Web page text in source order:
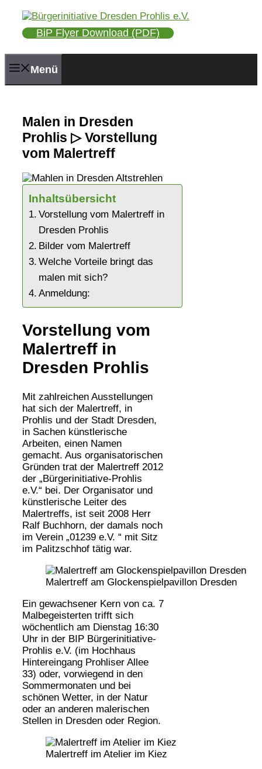
Zum
Inhalt
springenBiP Flyer Download (PDF)
Menü
Malen in Dresden
Prohlis ▷ Vorstellung
vom Malertreff
Inhaltsübersicht
Vorstellung vom Malertreff in
Dresden Prohlis
Bilder vom Malertreff
Welche Vorteile bringt das
malen mit sich?
Anmeldung:
Vorstellung vom
Malertreff in
Dresden Prohlis
Mit zahlreichen Ausstellungen
hat sich der Malertreff, in
Prohlis und der Stadt Dresden,
in Sachen künstlerische
Arbeiten, einen Namen
gemacht. Aus organisatorischen
Gründen trat der Malertreff 2012
der „Bürgerinitiative-Prohlis
e.V.“ bei. Der Organisator und
künstlerische Leiter des
Malertreffs, ist seit 2008 Herr
Ralf Buchhorn, der damals noch
im Verein „01239 e.V. “ mit Sitz
im Palitzschhof tätig war.
Malertreff am Glockenspielpavillon Dresden
Ein gewachsener Kern von ca. 7
Malbegeisterten trifft sich
wöchentlich am Dienstag 16:30
Uhr in der BIP Bürgerinitiative-
Prohlis e.V. (im Hochhaus
Hintereingang Prohliser Allee
33) oder, vorwiegend in den
Sommermonaten und bei
schönen Wetter, in der Natur
oder an anderen malerischen
Stellen in Dresden oder Region.
Malertreff im Atelier im Kiez